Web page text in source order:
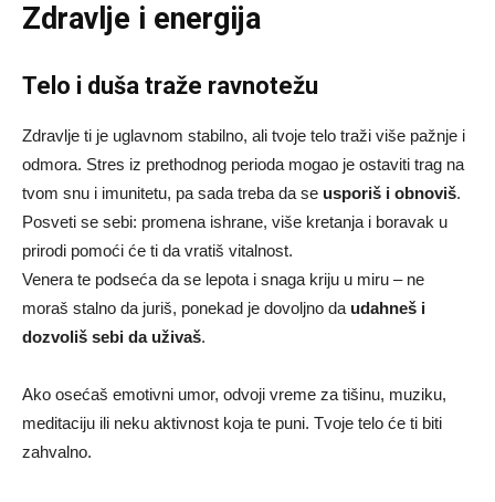
Zdravlje i energija
Telo i duša traže ravnotežu
Zdravlje ti je uglavnom stabilno, ali tvoje telo traži više pažnje i
odmora. Stres iz prethodnog perioda mogao je ostaviti trag na
tvom snu i imunitetu, pa sada treba da se usporiš i obnoviš.
Posveti se sebi: promena ishrane, više kretanja i boravak u
prirodi pomoći će ti da vratiš vitalnost.
Venera te podseća da se lepota i snaga kriju u miru – ne
moraš stalno da juriš, ponekad je dovoljno da udahneš i
dozvoliš sebi da uživaš.
Ako osećaš emotivni umor, odvoji vreme za tišinu, muziku,
meditaciju ili neku aktivnost koja te puni. Tvoje telo će ti biti
zahvalno.